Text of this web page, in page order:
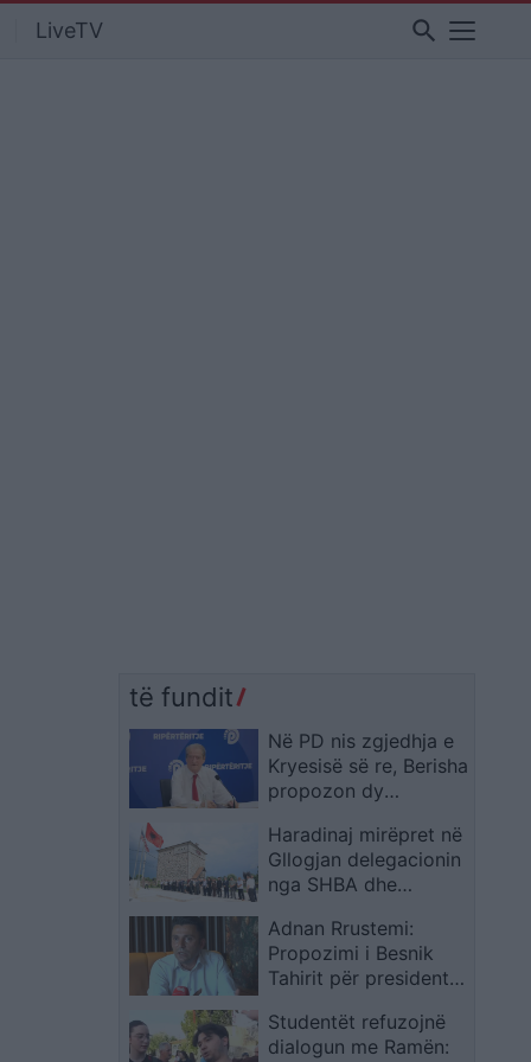
LiveTV search
të fundit
Në PD nis zgjedhja e
Kryesisë së re, Berisha
propozon dy
drejtimin e Këshillit
Kombëtar dhe
deputetët spikasin në
Haradinaj mirëpret në
Gllogjan delegacionin
nga SHBA dhe
Daniel Serwer e Mario
Marquez
Adnan Rrustemi:
Propozimi i Besnik
Tahirit për president
kishte shmangur
krizën
Studentët refuzojnë
dialogun me Ramën: